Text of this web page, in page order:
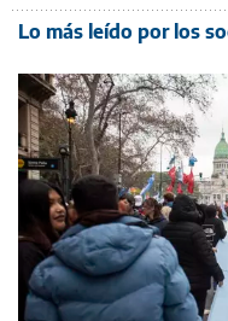
Lo más leído por los